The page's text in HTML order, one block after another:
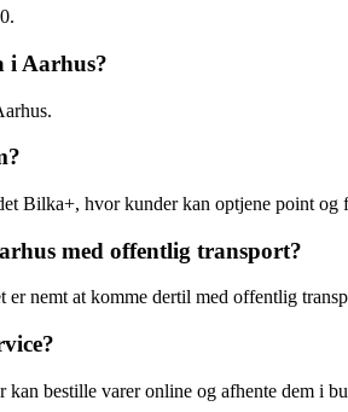
i Aarhus?
Bilka+, hvor kunder kan optjene point og
med offentlig transport?
nemt at komme dertil med offentlig
bestille varer online og afhente dem i